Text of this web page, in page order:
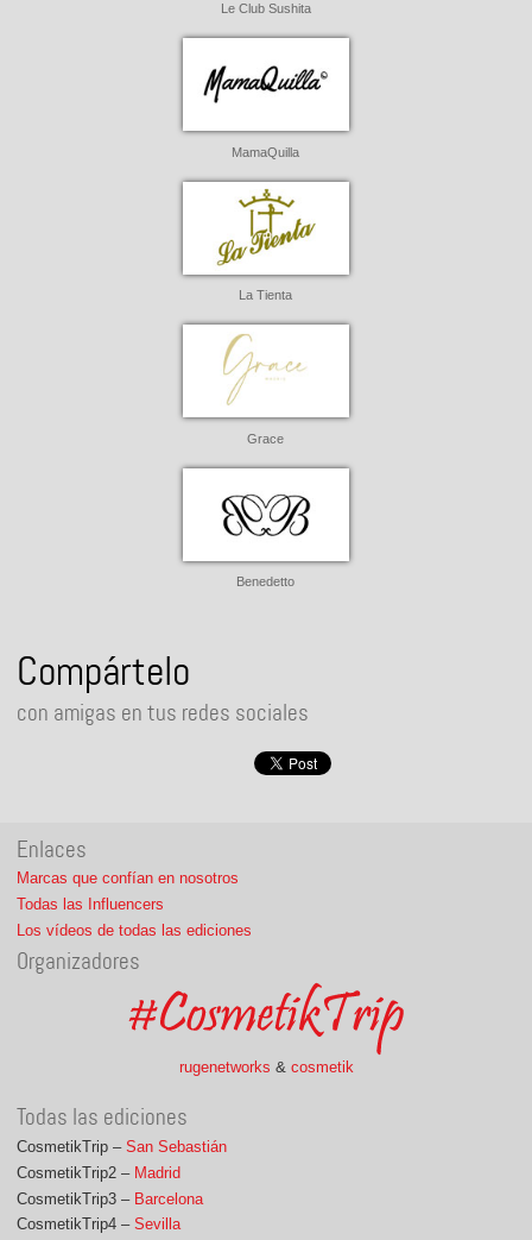
Le Club Sushita
MamaQuilla
La Tienta
Grace
Benedetto
Compártelo
con amigas en tus redes sociales
Enlaces
Marcas que confían en nosotros
Todas las Influencers
Los vídeos de todas las ediciones
Organizadores
rugenetworks & cosmetik
Todas las ediciones
CosmetikTrip –San Sebastián
CosmetikTrip2 – Madrid
CosmetikTrip3 – Barcelona
CosmetikTrip4 –Sevilla